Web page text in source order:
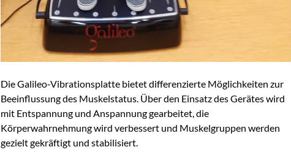
Die Galileo-Vibrationsplatte bietet differenzierte Möglichkeiten zur
Beeinflussung des Muskelstatus. Über den Einsatz des Gerätes wird
mit Entspannung und Anspannung gearbeitet, die
Körperwahrnehmung wird verbessert und Muskelgruppen werden
gezielt gekräftigt und stabilisiert.